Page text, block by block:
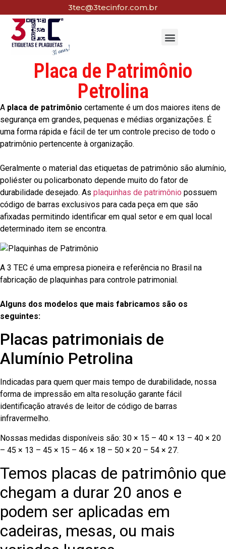
3tec@3tecinfor.com.br
Placa de Patrimônio
Petrolina
A placa de patrimônio certamente é um dos maiores itens de
segurança em grandes, pequenas e médias organizações. É
uma forma rápida e fácil de ter um controle preciso de todo o
patrimônio pertencente à organização.
Geralmente o material das etiquetas de patrimônio são alumínio,
poliéster ou policarbonato depende muito do fator de
durabilidade desejado. As plaquinhas de patrimônio possuem
código de barras exclusivos para cada peça em que são
afixadas permitindo identificar em qual setor e em qual local
determinado item se encontra.
A 3 TEC é uma empresa pioneira e referência no Brasil na
fabricação de plaquinhas para controle patrimonial.
Alguns dos modelos que mais fabricamos são os
seguintes:
Placas patrimoniais de
Alumínio Petrolina
Indicadas para quem quer mais tempo de durabilidade, nossa
forma de impressão em alta resolução garante fácil
identificação através de leitor de código de barras
infravermelho.
Nossas medidas disponíveis são: 30 × 15 – 40 × 13 – 40 × 20
– 45 × 13 – 45 × 15 – 46 × 18 – 50 × 20 – 54 × 27.
Temos placas de patrimônio que
chegam a durar 20 anos e
podem ser aplicadas em
cadeiras, mesas, ou mais